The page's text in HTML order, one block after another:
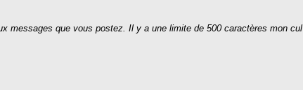
messages que vous postez. Il y a une limite de 500 caractères mon cul